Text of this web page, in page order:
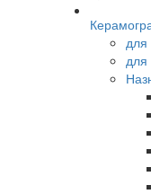
для
для